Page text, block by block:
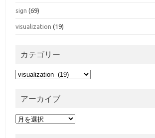
sign (69)
visualization (19)
カテゴリー
カ
リアーカイブ
ア